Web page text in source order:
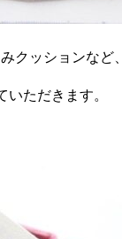
クッションなど、
ただきます。